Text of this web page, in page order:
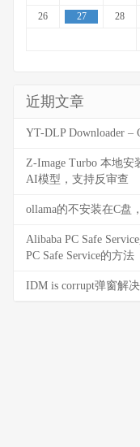
26
27 28
近期文章
YT-DLP Downloader –
Z-Image Turbo 本地安
AI模型，支持反审查
ollama的不安装在C盘
Alibaba PC Safe
PC Safe Service的方法
IDM is corrupt弹窗解